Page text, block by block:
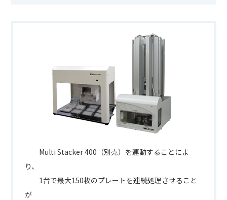
Multi Stacker 400（別売）を連動することによ
り、
1台で最大150枚のプレートを連続処理させること
が